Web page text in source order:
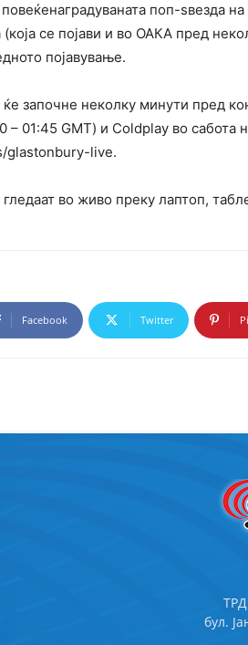
поп-ѕвезда
(која се појави и во ОАКА пред
појавување.
започне неколку минути пред
– 01:45 GMT) и Coldplay во сабота
glastonbury-live.
во живо преку лаптоп,
Facebook Twitter
бул.